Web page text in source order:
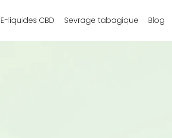
E-liquides CBD Sevrage tabagique Blog